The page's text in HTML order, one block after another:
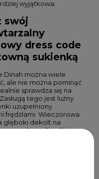
wyjątkowa.
swój
dress code
sukienką
Dinah można wiele
ale nie można pominąć
sprawdza się na
tego jest luźny
uzupełniony
frędzlami. Wieczorowa
głęboki dekolt na
pozwala podkreślić
dzięki czemu
przetańczysz cała
doznania.